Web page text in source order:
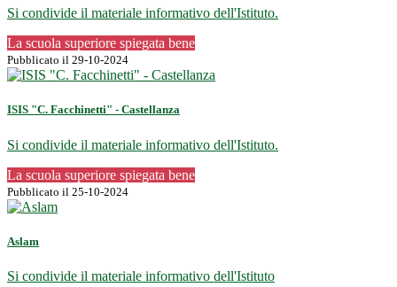
Si condivide il materiale informativo dell'Istituto.
La scuola superiore spiegata bene
Pubblicato il 29-10-2024
ISIS "C. Facchinetti" - Castellanza
Si condivide il materiale informativo dell'Istituto.
La scuola superiore spiegata bene
Pubblicato il 25-10-2024
Aslam
Si condivide il materiale informativo dell'Istituto